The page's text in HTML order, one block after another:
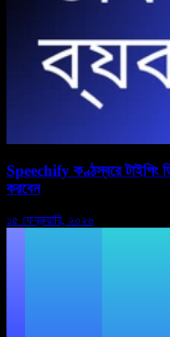
Speechify কণ্ঠস্বরে টাইপিং
করবেন
১৫ ফেব্রুয়ারি, ২০২৬